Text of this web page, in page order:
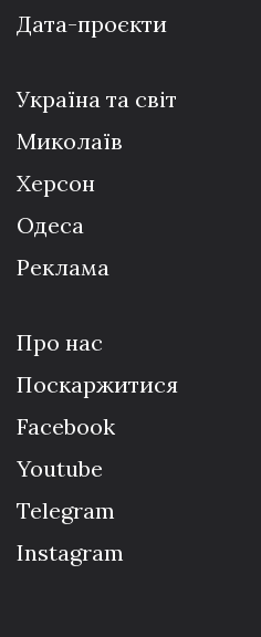
Дата-проєкти
Україна та світ
Миколаїв
Херсон
Одеса
Реклама
Про нас
Поскаржитися
Facebook
Youtube
Telegram
Instagram